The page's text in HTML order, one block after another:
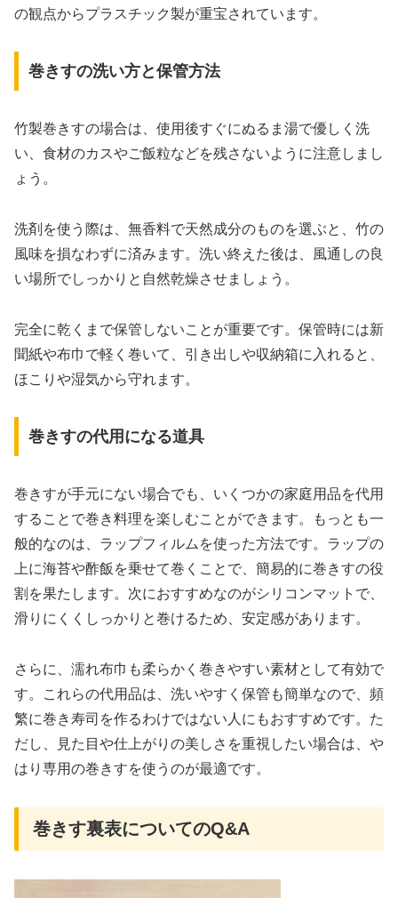
の観点からプラスチック製が重宝されています。
巻きすの洗い方と保管方法
竹製巻きすの場合は、使用後すぐにぬるま湯で優しく洗
い、食材のカスやご飯粒などを残さないように注意しまし
ょう。
洗剤を使う際は、無香料で天然成分のものを選ぶと、竹の
風味を損なわずに済みます。洗い終えた後は、風通しの良
い場所でしっかりと自然乾燥させましょう。
完全に乾くまで保管しないことが重要です。保管時には新
聞紙や布巾で軽く巻いて、引き出しや収納箱に入れると、
ほこりや湿気から守れます。
巻きすの代用になる道具
巻きすが手元にない場合でも、いくつかの家庭用品を代用
することで巻き料理を楽しむことができます。もっとも一
般的なのは、ラップフィルムを使った方法です。ラップの
上に海苔や酢飯を乗せて巻くことで、簡易的に巻きすの役
割を果たします。次におすすめなのがシリコンマットで、
滑りにくくしっかりと巻けるため、安定感があります。
さらに、濡れ布巾も柔らかく巻きやすい素材として有効で
す。これらの代用品は、洗いやすく保管も簡単なので、頻
繁に巻き寿司を作るわけではない人にもおすすめです。た
だし、見た目や仕上がりの美しさを重視したい場合は、や
はり専用の巻きすを使うのが最適です。
巻きす裏表についてのQ&A